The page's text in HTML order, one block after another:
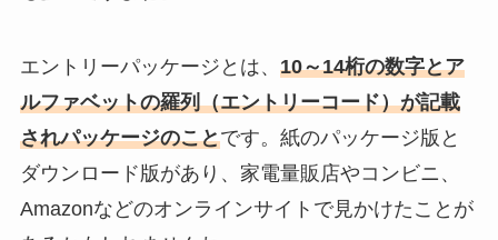
エントリーパッケージとは、 10～14桁の数字とア
ルファベットの羅列（エントリーコード）が記載
されパッケージのことです。紙のパッケージ版と
ダウンロード版があり、家電量販店やコンビニ、
Amazonなどのオンラインサイトで見かけたことが